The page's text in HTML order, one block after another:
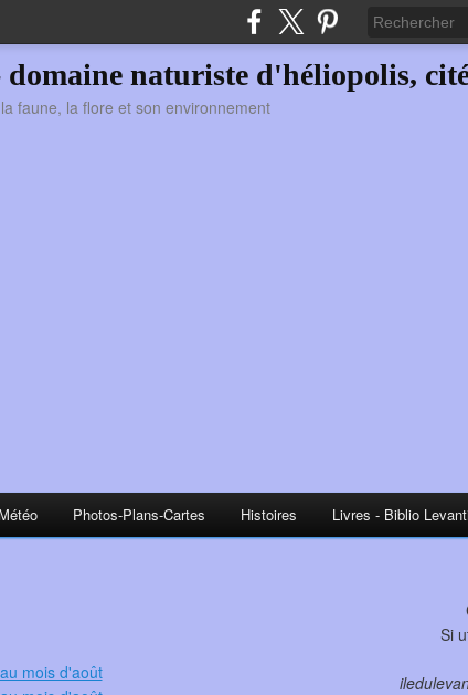
naturiste d'héliopolis,
faune, la flore et son environnement
Photos-Plans-Cartes Histoires Livres - Biblio
Si